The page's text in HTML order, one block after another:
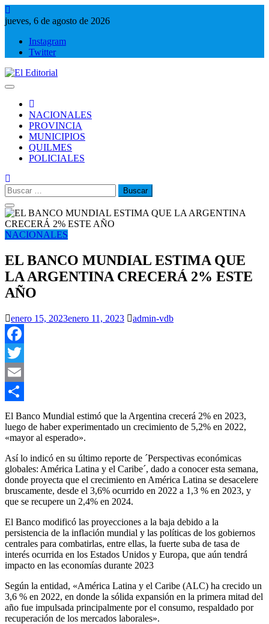
Saltar
al
jueves, 6 de agosto de 2026
Instagram
Twitter
NACIONALES
PROVINCIA
MUNICIPIOS
QUILMES
POLICIALES
Buscar:
NACIONALES
EL BANCO MUNDIAL ESTIMA QUE
LA ARGENTINA CRECERÁ 2% ESTE
AÑO
enero 15, 2023enero 11, 2023 admin-vdb
Facebook
Twitter
Email
Compartir
El Banco Mundial estimó que la Argentina crecerá 2% en 2023,
luego de haber experimentado un crecimiento de 5,2% en 2022,
«mayor al esperado».
Así lo indicó en su último reporte de ´Perspectivas económicas
globales: América Latina y el Caribe´, dado a conocer esta semana,
donde proyecta que el crecimiento en América Latina se desacelere
bruscamente, desde el 3,6% ocurrido en 2022 a 1,3 % en 2023, y
que se recupere un 2,4% en 2024.
El Banco modificó las proyecciones a la baja debido a la
persistencia de la inflación mundial y las políticas de los gobiernos
centrales para combatirlas, entre ellas, la fuerte suba de tasa de
interés ocurrida en los Estados Unidos y Europa, que aún tendrá
impacto en las economías durante 2023
Según la entidad, «América Latina y el Caribe (ALC) ha crecido un
3,6 % en 2022, en donde la sólida expansión en la primera mitad del
año fue impulsada principalmente por el consumo, respaldado por
recuperación de los mercados laborales».